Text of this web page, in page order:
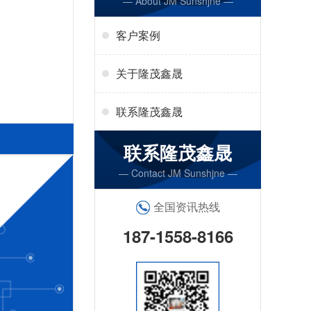
客户案例
关于隆茂鑫晟
联系隆茂鑫晟
联系隆茂鑫晟
— Contact JM Sunshjne —
全国资讯热线
187-1558-8166